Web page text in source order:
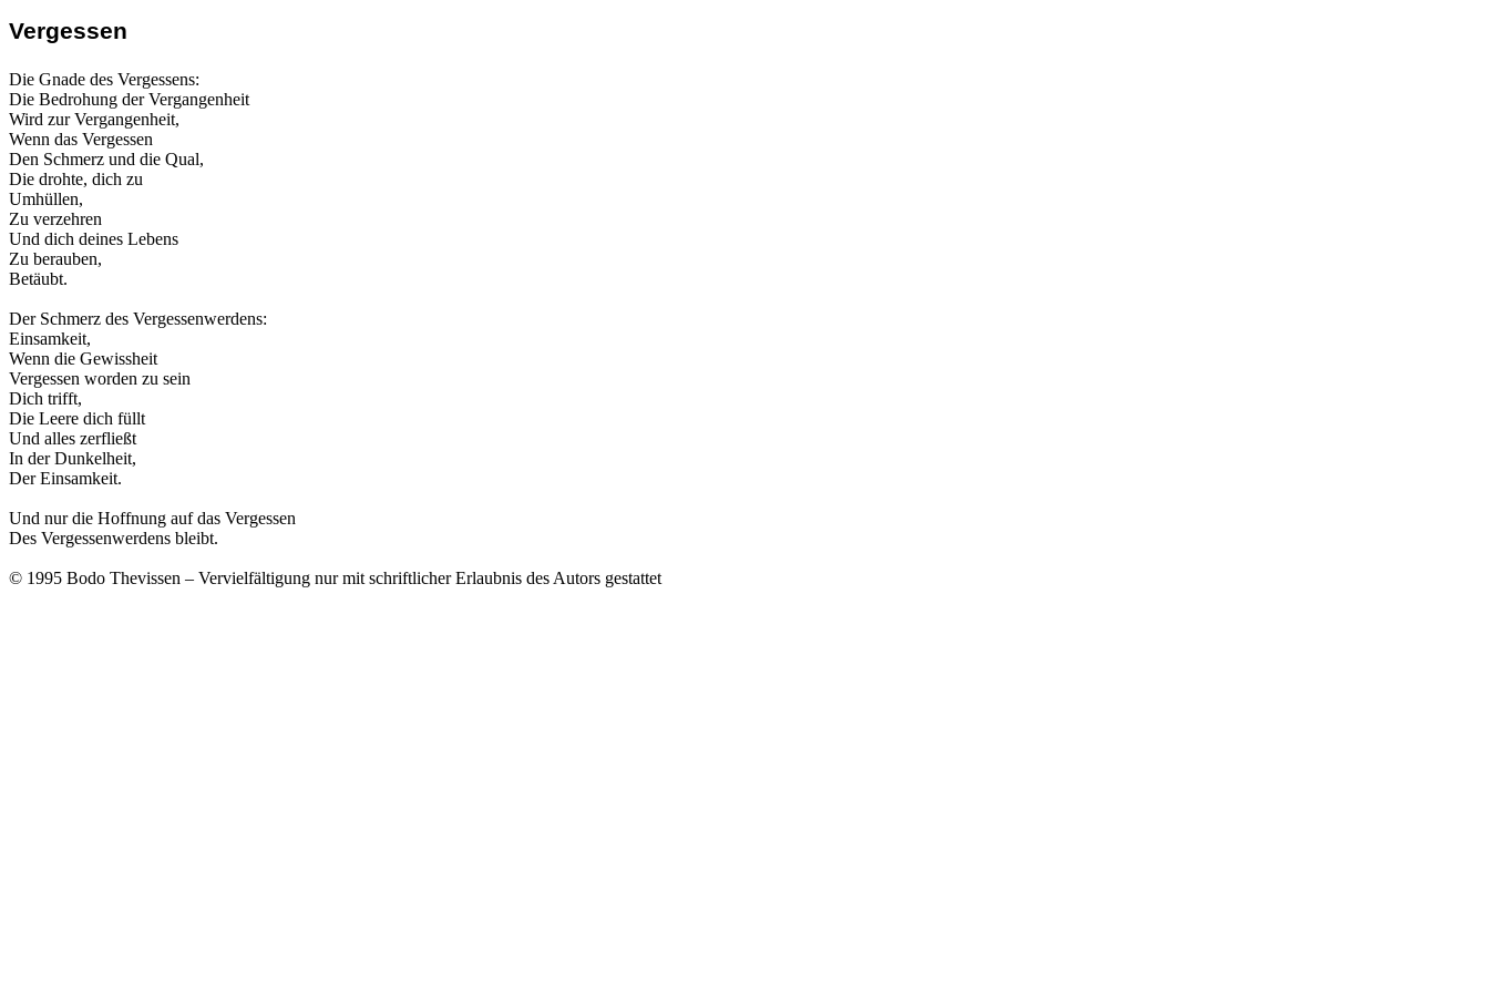
Vergessen
Die Gnade des Vergessens:
Die Bedrohung der Vergangenheit
Wird zur Vergangenheit,
Wenn das Vergessen
Den Schmerz und die Qual,
Die drohte, dich zu
Umhüllen,
Zu verzehren
Und dich deines Lebens
Zu berauben,
Betäubt.
Der Schmerz des Vergessenwerdens:
Einsamkeit,
Wenn die Gewissheit
Vergessen worden zu sein
Dich trifft,
Die Leere dich füllt
Und alles zerfließt
In der Dunkelheit,
Der Einsamkeit.
Und nur die Hoffnung auf das Vergessen
Des Vergessenwerdens bleibt.
© 1995 Bodo Thevissen – Vervielfältigung nur mit schriftlicher Erlaubnis des Autors gestattet